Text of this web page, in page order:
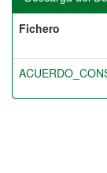
Fichero